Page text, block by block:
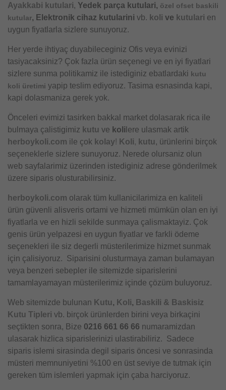
Ayakkabi kutulari, Yedek parça kutulari, özel ofset baskili
kutular, Elektronik cihaz kutularini vb. koli ve kutulari en
uygun fiyatlarla sizlere sunuyoruz.
Her yerde ihtiyaç duyabileceginiz Ofis veya evinizi
tasiyacaksiniz? Çok fazla ürün seçenegi ve en iyi fiyatlari
sizlere sunma politikamiz ile istediginiz ebatlardaki kutu
koli üretimi yapip teslim ediyoruz. Tasima esnasinda kapi,
kapi dolasmaniza gerek yok.
Önceleri evimizi tasirken bakkal market dolasarak rica ile
bulmaya çalistigimiz kutu ve koli lere ulasmak artik
herboykoli.com ile çok kolay! Koli, kutu, ürünlerini birçok
seçeneklerle sizlere sunuyoruz. Nerede olursaniz olun
web sayfalarimiz üzerinden istediginiz adrese gönderilmek
üzere siparis olusturabilirsiniz.
herboykoli.com olarak tüm kullanicilarimiza en kaliteli
ürün güvenli alisveris ortami ve hizmeti mümkün olan en iyi
fiyatlarla ve en hizli sekilde sunmaya çalismaktayiz. Çok
genis ürün yelpazesi en uygun fiyatlar ve farkli ödeme
seçenekleri ile siz degerli müsterilerimize hizmet sunmak
için çalisiyoruz. Siparisini olusturmaya zaman bulamayan
veya benzeri sebepler ile sitemizde siparislerini
tamamlayamayan müsterilerimiz içinde çözüm buluyoruz.
Web sitemizde bulunan Kutu, Koli, Baskili & Baskisiz
Kutu Tipleri vb. birçok ürünlerden birini veya birkaçini
seçtikten sonra, Bize 0216 661 66 66 numaramizdan
ulasarak hizlica siparislerinizi ulastirabiliriz. Sadece
siparis islemi sirasinda degil siparis öncesi ve sonrasinda
müsteri memnuniyetini %100 en üst seviye de tutmak için
gereken tüm islemleri yapmak için çaba harciyoruz.